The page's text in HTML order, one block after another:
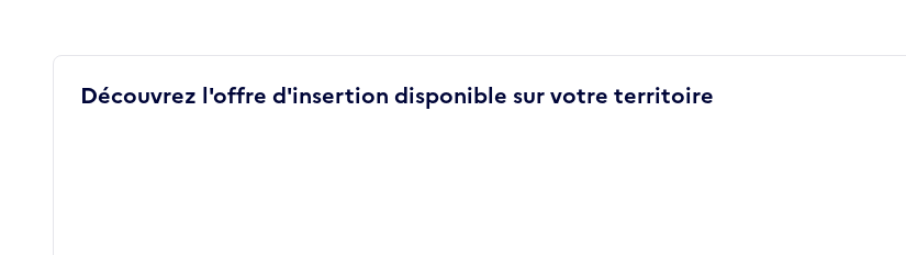
Découvrez l'offre d'insertion disponible sur votre territoire